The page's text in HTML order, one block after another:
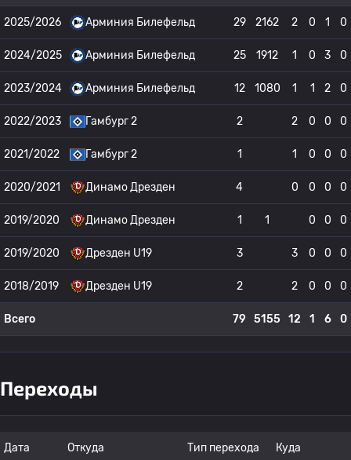
2025/2026 Арминия Билефельд 29 2162 2 0 1 0
2024/2025 Арминия Билефельд 25 1912 1 0 3 0
2023/2024 Арминия Билефельд 12 1080 1 1 2 0
2022/2023 Гамбург 2 2 2 0 0 0
2021/2022 Гамбург 2 1 1 0 0 0
2020/2021 Динамо Дрезден 4 0 0 0 0
2019/2020 Динамо Дрезден 1 1 0 0 0
2019/2020 Дрезден U19 3 3 0 0 0
2018/2019 Дрезден U19 2 2 0 0 0
Всего 79 5155 12 1 6 0
Переходы
Дата Откуда Тип перехода Куда